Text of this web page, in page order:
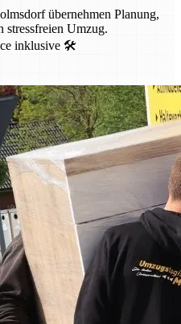
übernehmen Planung,
stressfreien Umzug.
inklusive 🛠️